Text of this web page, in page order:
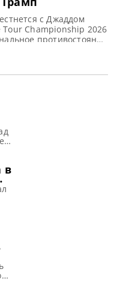
с Джаддом
Championship 2026
противостояние
Синьтуном за
между лучшим
мира
в
в